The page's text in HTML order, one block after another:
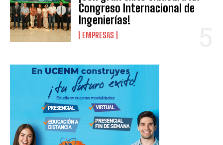
Congreso Internacional de
Ingenierías!
EMPRESAS